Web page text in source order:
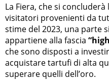
La Fiera, che si
visitatori provenienti da
stime del 2023, una parte
appartiene alla fascia
che sono disposti a
acquistare tartufi di alta
superare quelli dell’oro.